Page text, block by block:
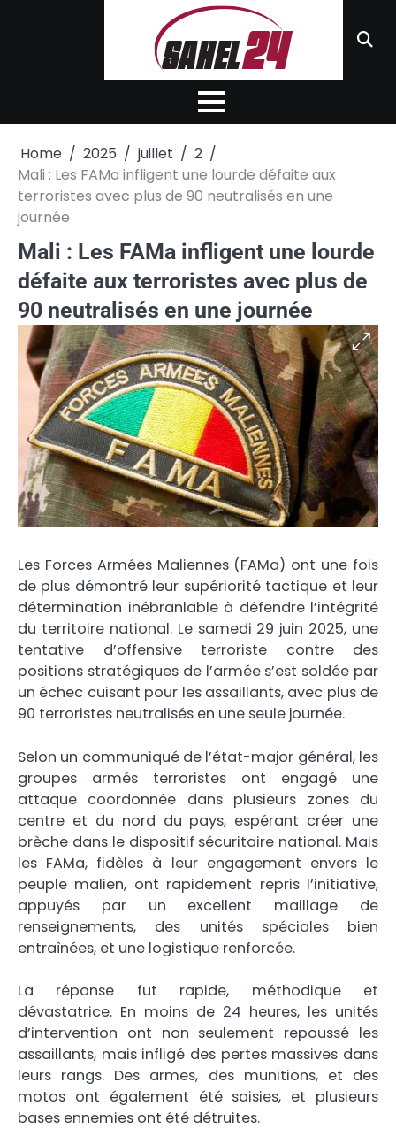
Home 2025 juillet
2
Mali : Les FAMa infligent une lourde défaite aux
terroristes avec plus de 90 neutralisés en une
journée
Mali : Les FAMa infligent une lourde
défaite aux terroristes avec plus de
90 neutralisés en une journée
Les Forces Armées Maliennes (FAMa) ont une fois
de plus démontré leur supériorité tactique et leur
détermination inébranlable à défendre l’intégrité
du territoire national. Le samedi 29 juin 2025, une
tentative d’offensive terroriste contre des
positions stratégiques de l’armée s’est soldée par
un échec cuisant pour les assaillants, avec plus de
90 terroristes neutralisés en une seule journée.
Selon un communiqué de l’état-major général, les
groupes armés terroristes ont engagé une
attaque coordonnée dans plusieurs zones du
centre et du nord du pays, espérant créer une
brèche dans le dispositif sécuritaire national. Mais
les FAMa, fidèles à leur engagement envers le
peuple malien, ont rapidement repris l’initiative,
appuyés par un excellent maillage de
renseignements, des unités spéciales bien
entraînées, et une logistique renforcée.
La réponse fut rapide, méthodique et
dévastatrice. En moins de 24 heures, les unités
d’intervention ont non seulement repoussé les
assaillants, mais infligé des pertes massives dans
leurs rangs. Des armes, des munitions, et des
motos ont également été saisies, et plusieurs
bases ennemies ont été détruites.